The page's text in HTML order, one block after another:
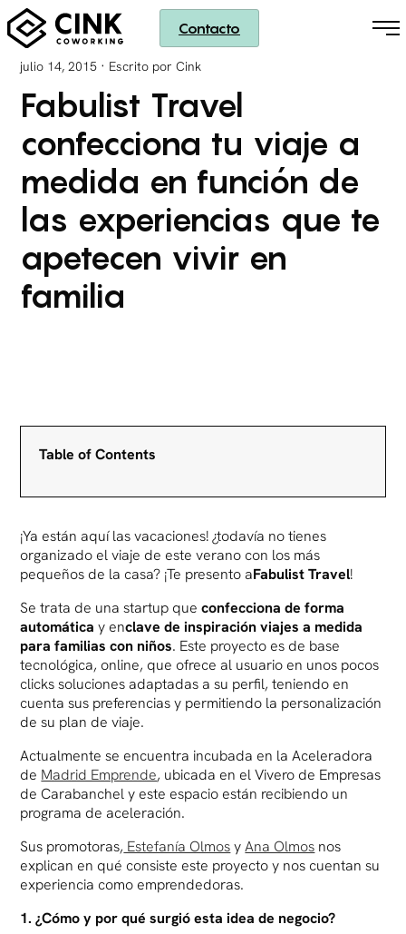
Contacto
julio 14, 2015 · Escrito por Cink
Fabulist Travel
confecciona tu viaje a
medida en función de
las experiencias que te
apetecen vivir en
familia
Table of Contents
¡Ya están aquí las vacaciones! ¿todavía no tienes
organizado el viaje de este verano con los más
pequeños de la casa? ¡Te presento aFabulist Travel!
Se trata de una startup queconfecciona de forma
automática y enclave de inspiración viajes a medida
para familias con niños. Este proyecto es de base
tecnológica, online, que ofrece al usuario en unos pocos
clicks soluciones adaptadas a su perfil, teniendo en
cuenta sus preferencias y permitiendo la personalización
de su plan de viaje.
Actualmente se encuentra incubada en la Aceleradora
de Madrid Emprende, ubicada en el Vivero de Empresas
de Carabanchel y este espacio están recibiendo un
programa de aceleración.
Sus promotoras, Estefanía OlmosyAna Olmos nos
explican en qué consiste este proyecto y nos cuentan su
experiencia como emprendedoras.
1. ¿Cómo y por qué surgió esta idea de negocio?